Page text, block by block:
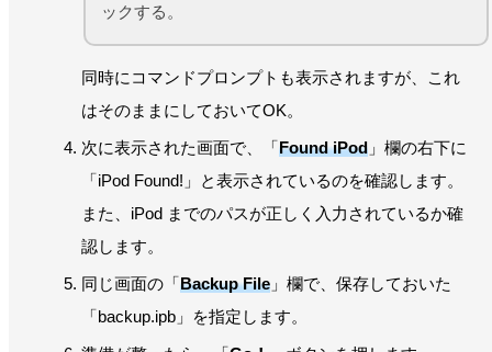
ックする。
同時にコマンドプロンプトも表示されますが、これ
はそのままにしておいてOK。
次に表示された画面で、「Found iPod 」欄の右下に
「iPod Found!」と表示されているのを確認します。
また、iPod までのパスが正しく入力されているか確
認します。
同じ画面の「Backup File 」欄で、保存しておいた
「backup.ipb」を指定します。